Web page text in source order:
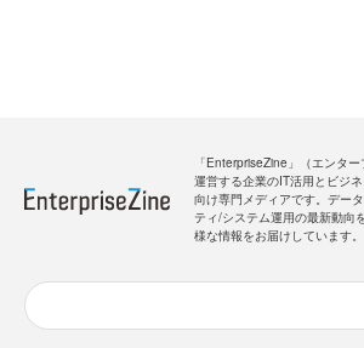
「EnterpriseZine」（エンタ
運営する企業のIT活用とビジ
向け専門メディアです。デー
ティ/システム運用の最新動向
様な情報をお届けしています。